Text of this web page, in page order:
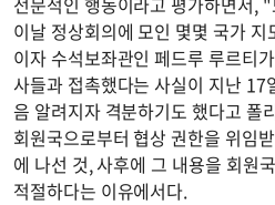
이날 정상회의에 모인 몇몇 국가
이자 수석보좌관인 페드루 루르티
사들과 접촉했다는 사실이 지난 17
음 알려지자 격분하기도 했다고 폴
회원국으로부터 협상 권한을 위임
에 나선 것, 사후에 그 내용을 회원
적절하다는 이유에서다.